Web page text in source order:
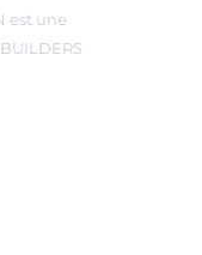
est une